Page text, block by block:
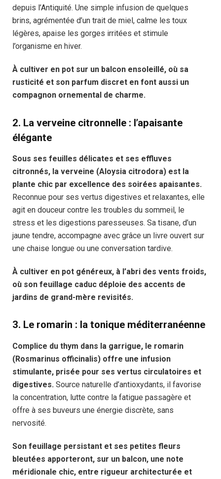
depuis l’Antiquité. Une simple infusion de quelques
brins, agrémentée d’un trait de miel, calme les toux
légères, apaise les gorges irritées et stimule
l’organisme en hiver.
À cultiver en pot sur un balcon ensoleillé, où sa
rusticité et son parfum discret en font aussi un
compagnon ornemental de charme.
2. La verveine citronnelle : l’apaisante
élégante
Sous ses feuilles délicates et ses effluves
citronnés, la verveine (Aloysia citrodora) est la
plante chic par excellence des soirées apaisantes.
Reconnue pour ses vertus digestives et relaxantes, elle
agit en douceur contre les troubles du sommeil, le
stress et les digestions paresseuses. Sa tisane, d’un
jaune tendre, accompagne avec grâce un livre ouvert sur
une chaise longue ou une conversation tardive.
À cultiver en pot généreux, à l’abri des vents froids,
où son feuillage caduc déploie des accents de
jardins de grand-mère revisités.
3. Le romarin : la tonique méditerranéenne
Complice du thym dans la garrigue, le romarin
(Rosmarinus officinalis) offre une infusion
stimulante, prisée pour ses vertus circulatoires et
digestives. Source naturelle d’antioxydants, il favorise
la concentration, lutte contre la fatigue passagère et
offre à ses buveurs une énergie discrète, sans
nervosité.
Son feuillage persistant et ses petites fleurs
bleutées apporteront, sur un balcon, une note
méridionale chic, entre rigueur architecturée et